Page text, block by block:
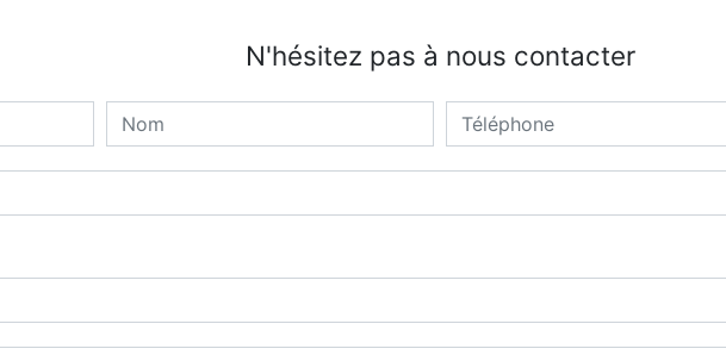
N'hésitez pas à nous contacter